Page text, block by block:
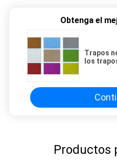
Obtenga el
Trapos
los
Productos